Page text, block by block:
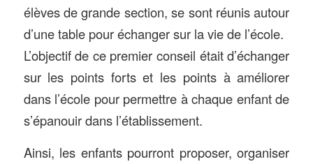
élèves de grande section, se sont réunis autour
d’une table pour échanger sur la vie de l’école.
L’objectif de ce premier conseil était d’échanger
sur les points forts et les points à améliorer
dans l’école pour permettre à chaque enfant de
s’épanouir dans l’établissement.
Ainsi, les enfants pourront proposer, organiser